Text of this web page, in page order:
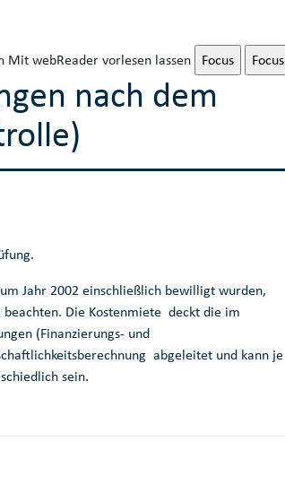
Mit webReader vorlesen lassen Focus Focus
nach dem
Jahr 2002 einschließlich bewilligt wurden,
Die Kostenmiete deckt die im
(Finanzierungs- und
abgeleitet und kann je
sein.